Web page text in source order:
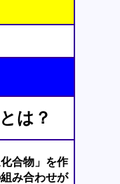
は？
合物」を作
み合わせが